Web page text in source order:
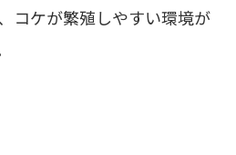
コケが繁殖しやすい環境が